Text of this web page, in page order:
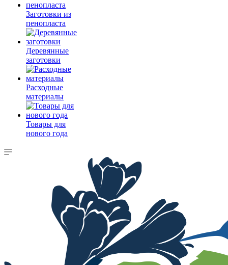
Заготовки из
пенопласта
Деревянные
заготовки
Расходные
материалы
Товары для
нового года